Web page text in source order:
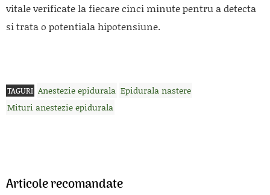
vitale verificate la fiecare cinci minute pentru a detecta
si trata o potentiala hipotensiune.
TAGURI Anestezie epidurala Epidurala nastere
Mituri anestezie epidurala
Articole recomandate